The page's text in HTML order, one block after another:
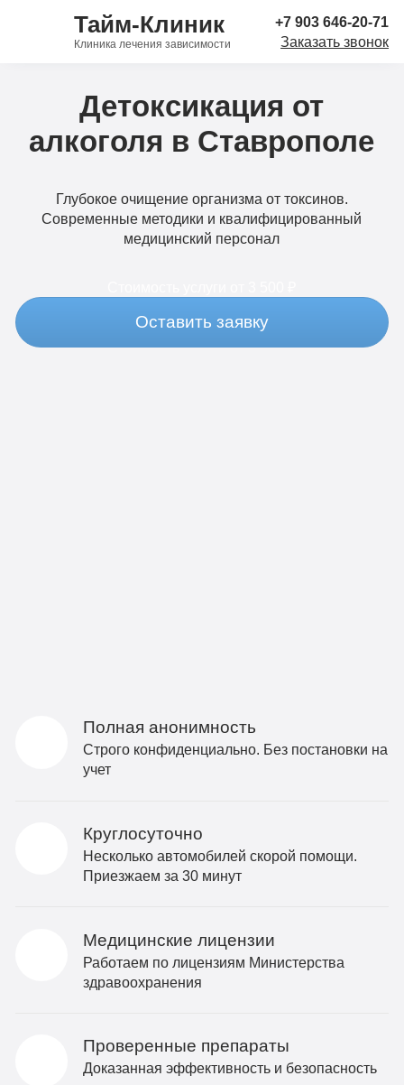
Тайм-Клиник
Клиника лечения зависимости
+7 903 646-20-71
Заказать звонок
Детоксикация от
алкоголя в Ставрополе
Глубокое очищение организма от токсинов.
Современные методики и квалифицированный
медицинский персонал
Оставить заявку
Полная анонимность
Строго конфиденциально. Без постановки на
учет
Круглосуточно
Несколько автомобилей скорой помощи.
Приезжаем за 30 минут
Медицинские лицензии
Работаем по лицензиям Министерства
здравоохранения
Проверенные препараты
Доказанная эффективность и безопасность